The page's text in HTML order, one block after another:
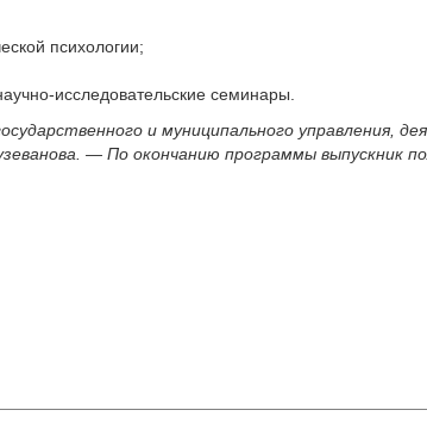
психологии;
исследовательские семинары.
и муниципального управления,
— По окончанию программы выпускник